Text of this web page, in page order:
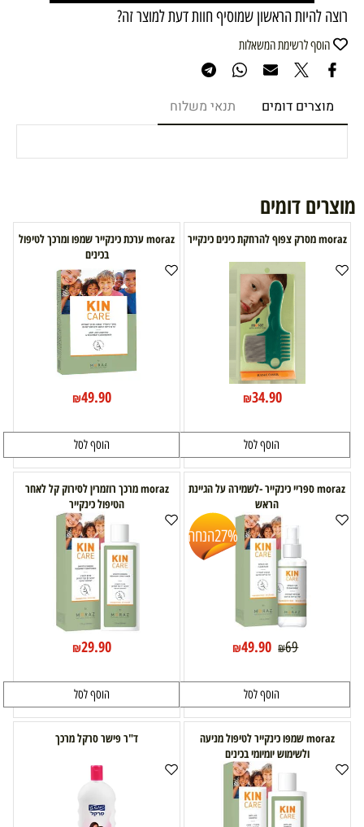
רוצה להיות הראשון שמוסיף חוות דעת למוצר זה?
הוסף לרשימת המשאלות
מוצרים דומים תנאי משלוח
מוצרים דומים
moraz מסרק צפוף להרחקת כינים כינקייר
₪34.90
הוסף לסל
moraz ערכת כינקייר שמפו ומרכך לטיפול
בכינים
₪49.90
הוסף לסל
moraz ספריי כינקייר -לשמירה על הגיינת
הראש
27%הנחה
₪69
₪49.90
הוסף לסל
moraz מרכך רוזמרין לסירוק קל לאחר
הטיפול כינקייר
₪29.90
הוסף לסל
moraz שמפו כינקייר לטיפול מניעה
ולשימוש יומיומי בכינים
ד"ר פישר סרקל מרכך